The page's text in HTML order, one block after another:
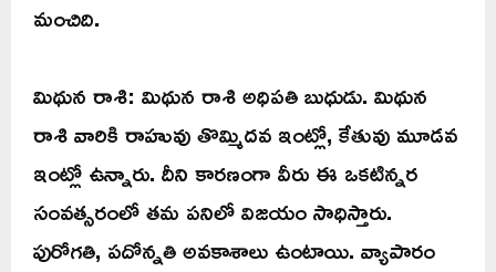
మంచిది.
మిథున రాశి: మిథున రాశి అధిపతి బుధుడు. మిథున
రాశి వారికి రాహువు తొమ్మిదవ ఇంట్లో, కేతువు మూడవ
ఇంట్లో ఉన్నారు. దీని కారణంగా వీరు ఈ ఒకటిన్నర
సంవత్సరంలో తమ పనిలో విజయం సాధిస్తారు.
పురోగతి, పదోన్నతి అవకాశాలు ఉంటాయి. వ్యాపారం